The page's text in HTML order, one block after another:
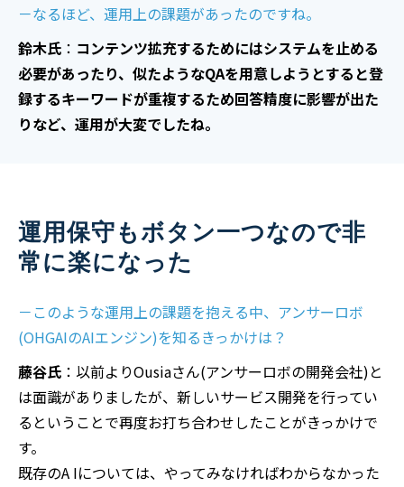
－なるほど、運用上の課題があったのですね。
鈴木氏 ： コンテンツ拡充するためにはシステムを止める
必要があったり、似たようなQAを用意しようとすると登
録するキーワードが重複するため回答精度に影響が出た
りなど、運用が大変でしたね。
運用保守もボタン一つなので非
常に楽になった
－このような運用上の課題を抱える中、アンサーロボ
(OHGAIのAIエンジン)を知るきっかけは？
藤谷氏 ： 以前よりOusiaさん(アンサーロボの開発会社)と
は面識がありましたが、新しいサービス開発を行ってい
るということで再度お打ち合わせしたことがきっかけで
す。
既存のA Iについては、やってみなければわからなかった